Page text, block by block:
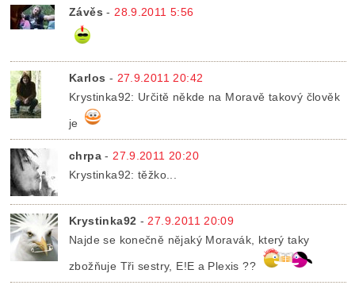
Závěs -28.9.2011 5:56
Karlos - 27.9.2011 20:42
Krystinka92: Určitě někde na Moravě takový člověk
je
chrpa - 27.9.2011 20:20
Krystinka92: těžko...
Krystinka92 - 27.9.2011 20:09
Najde se konečně nějaký Moravák, který taky
zbožňuje Tři sestry, E!E a Plexis ??